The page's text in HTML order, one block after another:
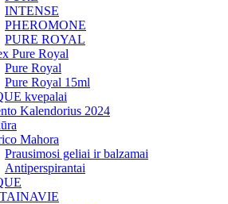
INTENSE
PHEROMONE
PURE ROYAL
Pure Royal
Pure Royal
Pure Royal 15ml
kvepalai
Kalendorius 2024
Mahora
Prausimosi geliai ir balzamai
Antiperspirantai